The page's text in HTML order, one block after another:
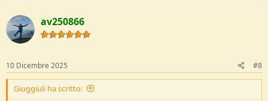
c
t
i
o
s
:
av250866
10 Dicembre 2025 #8
Giuggiuli ha scritto: